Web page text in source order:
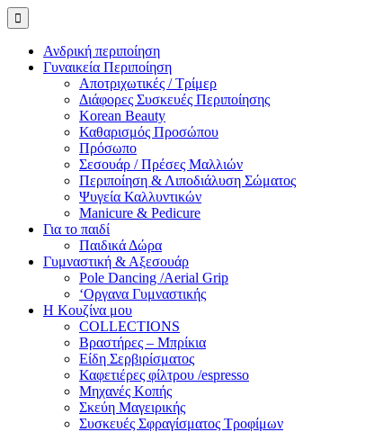
Ανδρική περιποίηση
Γυναικεία Περιποίηση
Αποτριχωτικές / Τρίμερ
Διάφορες Συσκευές Περιποίησης
Korean Beauty
Καθαρισμός Προσώπου
Πρόσωπο
Σεσουάρ / Πρέσες Μαλλιών
Περιποίηση & Λιποδιάλυση Σώματος
Ψυγεία Καλλυντικών
Manicure & Pedicure
Για το παιδί
Παιδικά Δώρα
Γυμναστική & Αξεσουάρ
Pole Dancing /Aerial Grip
‘Οργανα Γυμναστικής
Η Κουζίνα μου
COLLECTIONS
Βραστήρες – Μπρίκια
Είδη Σερβιρίσματος
Καφετιέρες φίλτρου /espresso
Μηχανές Κοπής
Σκεύη Μαγειρικής
Συσκευές Σφραγίσματος Τροφίμων